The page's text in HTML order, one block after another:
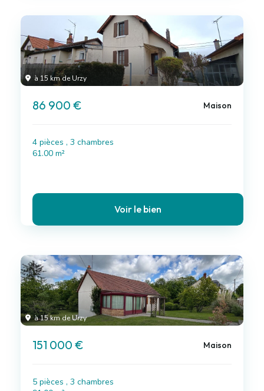
à 15 km de Urzy
86 900 € Maison
4 pièces , 3 chambres
61.00 m²
Voir le bien
à 15 km de Urzy
151 000 € Maison
5 pièces , 3 chambres